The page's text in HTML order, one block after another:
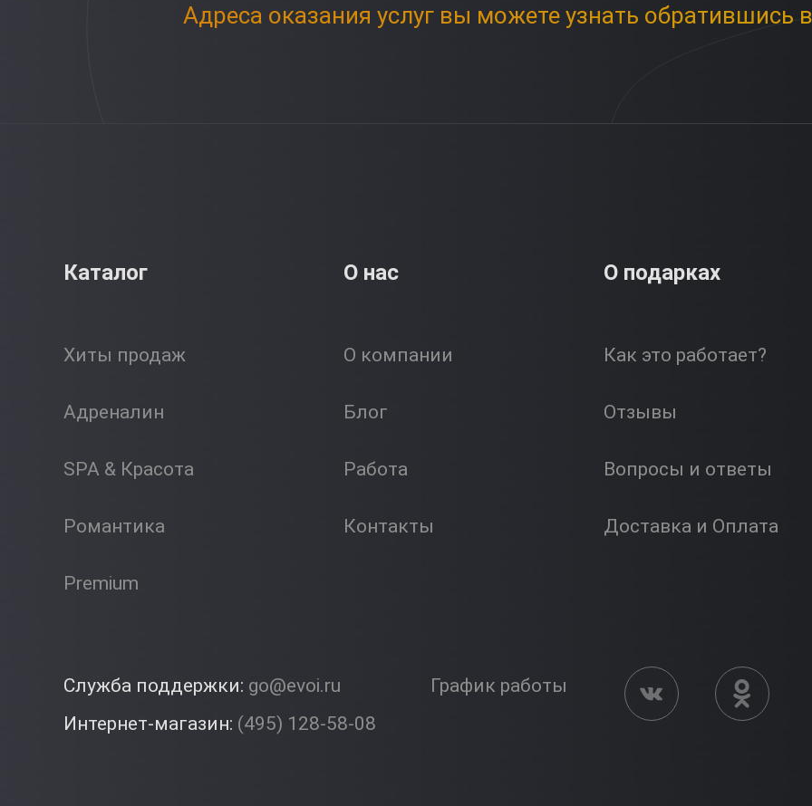
Адреса оказания услуг вы можете узнать обратившись
Каталог
Хиты продаж
Адреналин
SPA & Красота
Романтика
Premium
О нас
О компании
Блог
Работа
Контакты
О подарках
Как это работает?
Отзывы
Вопросы и ответы
Доставка и Оплата
Служба поддержки: go@evoi.ru
Интернет-магазин: (495) 128-58-08
График работы